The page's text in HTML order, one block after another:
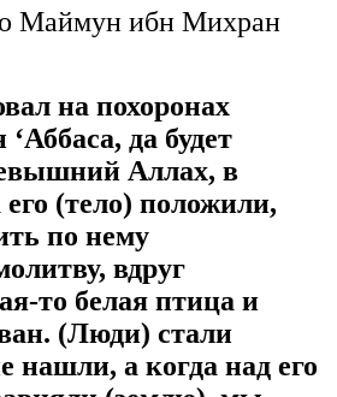
Маймун ибн Михран
на похоронах
‘Аббаса, да будет
Аллах, в
(тело) положили,
по нему
вдруг
то белая птица и
(Люди) стали
нашли, а когда над его